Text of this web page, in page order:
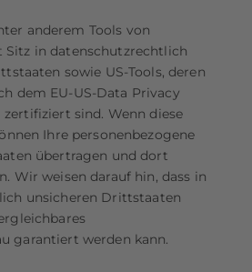
anderem Tools von
in datenschutzrechtlich
sowie US-Tools, deren
dem EU-US-Data Privacy
zertifiziert sind. Wenn diese
Ihre personenbezogene
übertragen und dort
Wir weisen darauf hin, dass in
unsicheren Drittstaaten
garantiert werden kann.